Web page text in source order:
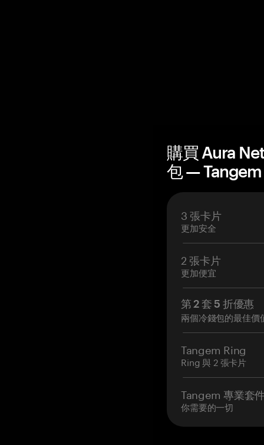
購買 Aura
包 — Tangem
3 張卡片
更加安全
2 張卡片
更加便宜
第 2 套 5 折優惠
兩個冷錢包的最佳價
Tangem Ring
Ring 與 2 張卡片
Tangem 專業套
你需要的一切